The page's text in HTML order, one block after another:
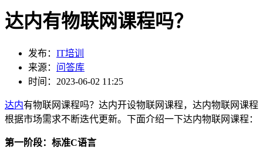
达内有物联网课程吗？
发布： IT培训
来源： 问答库
时间：2023-06-02 11:25
达内有物联网课程吗？达内开设物联网课程，达内物联网课程
根据市场需求不断迭代更新。下面介绍一下达内物联网课程：
第一阶段：标准C语言